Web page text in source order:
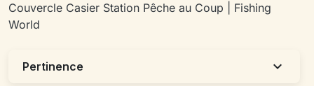
Couvercle Casier Station Pêche au Coup | Fishing
World
Pertinence expand_more